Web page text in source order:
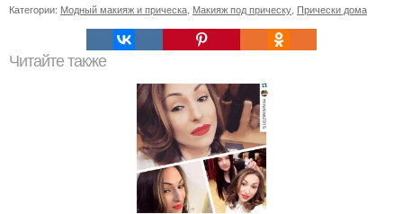
Категории: Модный макияж и прическа Макияж под прическу Прически дома
Читайте также